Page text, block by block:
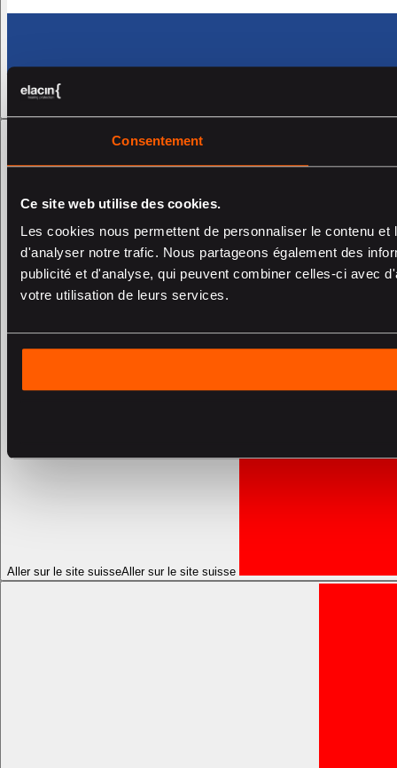
Consentement
Ce site web utilise des cookies.
Les cookies nous permettent de personnaliser le contenu
d'analyser notre trafic. Nous partageons également des
publicité et d'analyse, qui peuvent combiner celles-ci avec
votre utilisation de leurs services.
Aller sur le site suisseAller sur le site suisse